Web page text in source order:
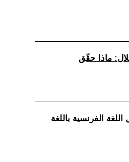
ماذا حقّق
الفرنسية باللغة